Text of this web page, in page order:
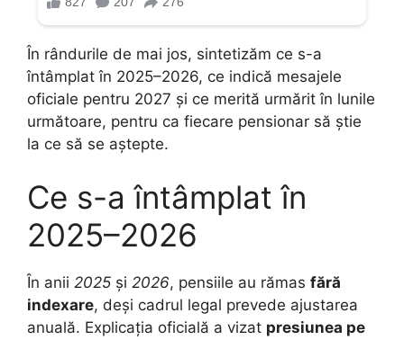
În rândurile de mai jos, sintetizăm ce s-a
întâmplat în 2025–2026, ce indică mesajele
oficiale pentru 2027 și ce merită urmărit în lunile
următoare, pentru ca fiecare pensionar să știe
la ce să se aștepte.
Ce s-a întâmplat în
2025–2026
În anii 2025 și 2026, pensiile au rămas fără
indexare, deși cadrul legal prevede ajustarea
anuală. Explicația oficială a vizat presiunea pe